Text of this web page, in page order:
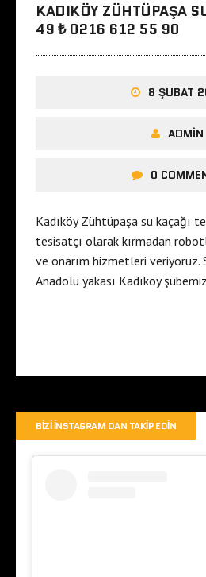
KADIKÖY ZÜHTÜPAŞA
49 ₺ 0216 612 55 90
8 ŞUBAT
ADMIN
0
Kadıköy Zühtüpaşa su kaçağı
tesisatçı olarak kırmadan
ve onarım hizmetleri veriyoruz.
Anadolu yakası Kadıköy
BIZI İNSTAGRAM DAN TAKIP EDIN